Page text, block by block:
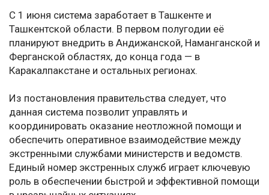
С 1 июня система заработает в Ташкенте и
Ташкентской области. В первом полугодии её
планируют внедрить в Андижанской, Наманганской и
Ферганской областях, до конца года — в
Каракалпакстане и остальных регионах.
Из постановления правительства следует, что
данная система позволит управлять и
координировать оказание неотложной помощи и
обеспечить оперативное взаимодействие между
экстренными службами министерств и ведомств.
Единый номер экстренных служб играет ключевую
роль в обеспечении быстрой и эффективной помощи